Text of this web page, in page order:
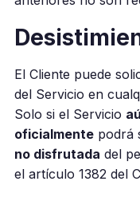
El Cliente puede
del Servicio en
Solo si el Servicio
oficialmentepodrá
no disfrutada del
el artículo 1382 del